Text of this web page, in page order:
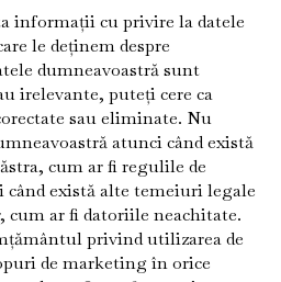
informații cu privire la datele
le deținem despre
dumneavoastră sunt
irelevante, puteți cere ca
sau eliminate. Nu
atunci când există
cum ar fi regulile de
există alte temeiuri legale
cum ar fi datoriile neachitate.
privind utilizarea de
de marketing în orice